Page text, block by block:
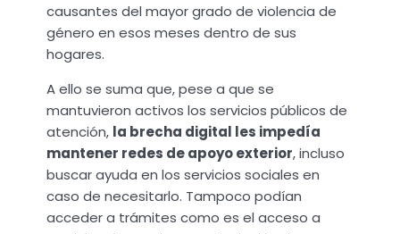
causantes del mayor grado de violencia de
género en esos meses dentro de sus
hogares.
A ello se suma que, pese a que se
mantuvieron activos los servicios públicos de
atención, la brecha digital les impedía
mantener redes de apoyo exterior, incluso
buscar ayuda en los servicios sociales en
caso de necesitarlo. Tampoco podían
acceder a trámites como es el acceso a